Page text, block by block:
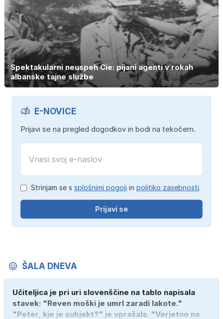
Spektakularni neuspeh Cie: pijani agenti v rokah
albanske tajne službe
E-NOVICE
Prijavi se na pregled dogodkov in bodi na tekočem.
Strinjam se s splošnimi pogoji in politiko zasebnosti.
Prijavi se
ŠALA DNEVA
Učiteljica je pri uri slovenščine na tablo napisala
stavek: "Reven moški je umrl zaradi lakote."
"Peter, kje je subjekt?" je vprašala. "Verjetno na